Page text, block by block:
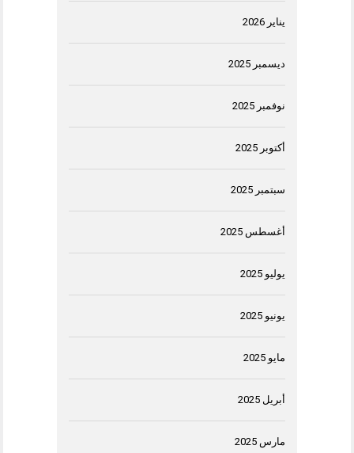
يناير 2026
ديسمبر 2025
نوفمبر 2025
أكتوبر 2025
سبتمبر 2025
أغسطس 2025
يوليو 2025
يونيو 2025
مايو 2025
أبريل 2025
مارس 2025